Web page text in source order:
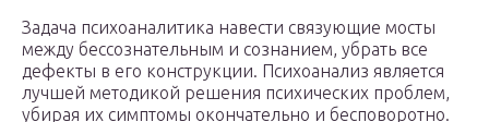
Задача психоаналитика навести связующие мосты
между бессознательным и сознанием, убрать все
дефекты в его конструкции. Психоанализ является
лучшей методикой решения психических проблем,
убирая их симптомы окончательно и бесповоротно.